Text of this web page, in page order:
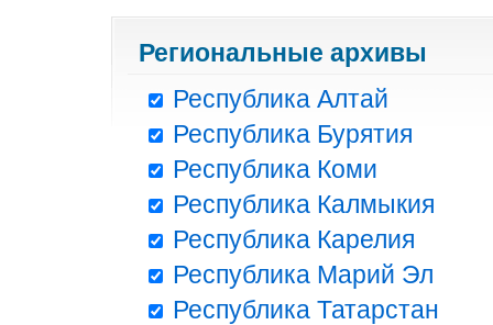
Региональные архивы
Республика Алтай
Республика Бурятия
Республика Коми
Республика Калмыкия
Республика Карелия
Республика Марий Эл
Республика Татарстан